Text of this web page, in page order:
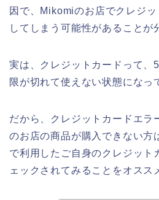
因で、Mikomiのお店でクレジ
してしまう可能性があることが
実は、クレジットカードって、
限が切れて使えない状態になっ
だから、クレジットカードエラ
のお店の商品が購入できない方
で利用したご自身のクレジット
ェックされてみることをオスス